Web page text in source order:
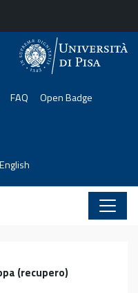
FAQ
Open Badge
English
(recupero)